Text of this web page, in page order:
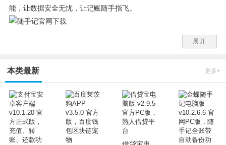
能，让数据安全无忧，让记账随手指飞。
如果担心手机掉了或者换手机，可跟金蝶理财网双向同步数据。
金蝶随手记由国内软件领导厂商金蝶软件倾情研发之作，产品持续
更新质量有保证。
随手记 v10.1.9.5更新：
1.率先适配小米平板;
2.账本的成员也可以分享账本;
3.账本操作体验优化，当前账本也可以删除;
展开
本类最新 更多+